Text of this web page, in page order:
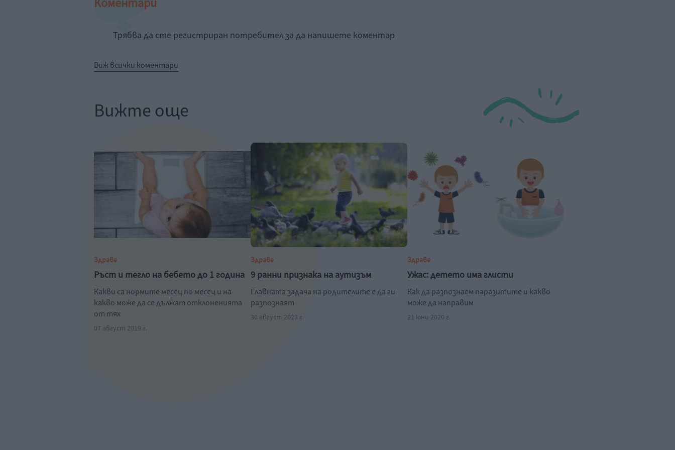
Трябва да сте регистриран потребител за да напишете коментар
Виж всички коментари
Вижте още
Здраве
Ръст и тегло на бебето до 1 година
Какви са нормите месец по месец и на
какво може да се дължат отклоненията
от тях
07 август 2019 г.
Здраве
9 ранни признака на аутизъм
Главната задача на родителите е да ги
разпознаят
30 август 2023 г.
Здраве
Ужас: детето има глисти
Как да разпознаем паразитите и какво
може да направим
21 юни 2020 г.